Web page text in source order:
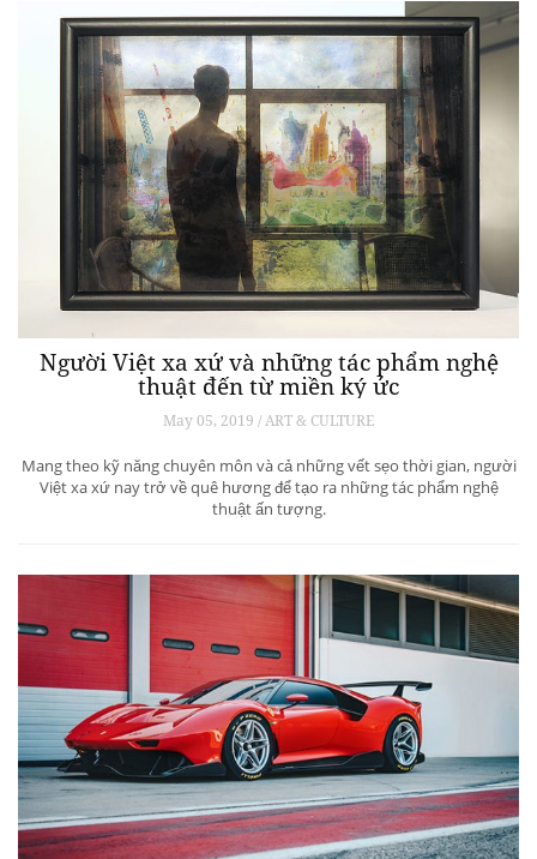
Người Việt xa xứ và những tác phẩm nghệ
thuật đến từ miền ký ức
May 05, 2019 / ART & CULTURE
Mang theo kỹ năng chuyên môn và cả những vết sẹo thời gian, người
Việt xa xứ nay trở về quê hương để tạo ra những tác phẩm nghệ
thuật ấn tượng.